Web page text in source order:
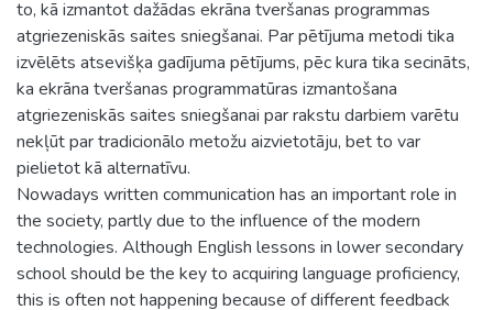
to, kā izmantot dažādas ekrāna tveršanas programmas
atgriezeniskās saites sniegšanai. Par pētījuma metodi tika
izvēlēts atsevišķa gadījuma pētījums, pēc kura tika secināts,
ka ekrāna tveršanas programmatūras izmantošana
atgriezeniskās saites sniegšanai par rakstu darbiem varētu
nekļūt par tradicionālo metožu aizvietotāju, bet to var
pielietot kā alternatīvu.
Nowadays written communication has an important role in
the society, partly due to the influence of the modern
technologies. Although English lessons in lower secondary
school should be the key to acquiring language proficiency,
this is often not happening because of different feedback